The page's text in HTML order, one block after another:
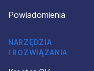
Powiadomienia
NARZĘDZIA
I ROZWIĄZANIA